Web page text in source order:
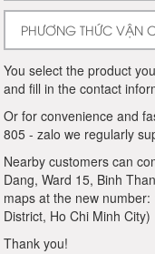
PHƯƠNG THỨC VẬN
You select the product
and fill in the contact
Or for convenience and
805 - zalo we regularly
Nearby customers can
Dang, Ward 15, Binh
maps at the new
District, Ho Chi Minh City)
Thank you!